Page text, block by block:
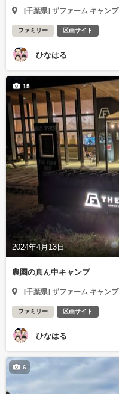
[千葉県] ザファーム キャンプ
ファミリー 区画サイト
ひなはる
2024年4月13日
15
農園の真ん中キャンプ
[千葉県] ザファーム キャンプ
ファミリー 区画サイト
ひなはる
6